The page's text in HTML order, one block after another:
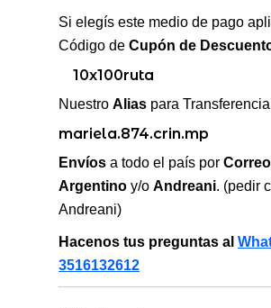
Si elegís este medio de pago
Código de Cupón de
10x100ruta
Nuestro Alias para
mariela.874.crin.mp
Envíos a todo el país por Correo
Argentino y/o Andreani. (pedir
Andreani)
Hacenos tus preguntas al
3516132612